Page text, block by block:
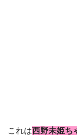
これは西野未姫ち